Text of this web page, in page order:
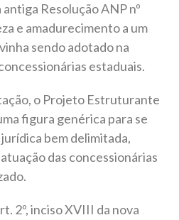
Resolução ANP nº
e amadurecimento a um
sendo adotado na
estaduais.
o Projeto Estruturante
figura genérica para se
bem delimitada,
das concessionárias
2º, inciso XVIII da nova